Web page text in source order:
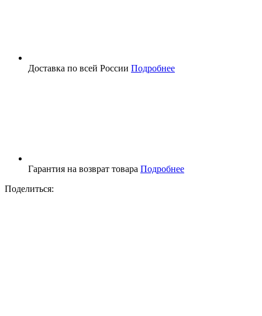
Доставка по всей России Подробнее
Гарантия на возврат товара Подробнее
Поделиться: